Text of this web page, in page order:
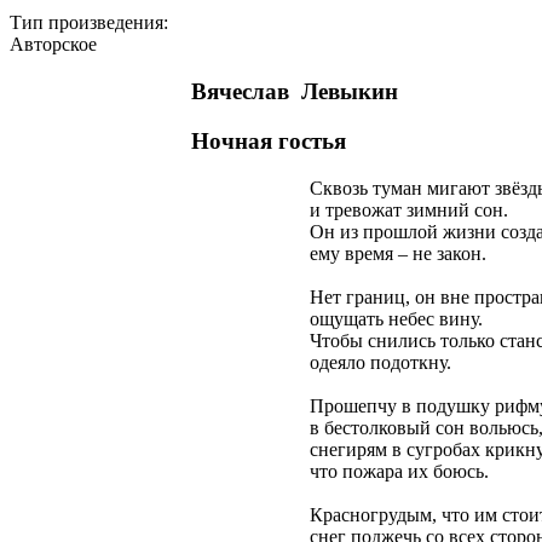
Тип произведения:
Авторское
Вячеслав Левыкин
Ночная гостья
Сквозь туман мигают
и тревожат зимний сон.
Он из прошлой жизни
ему время – не закон.
Нет границ, он вне
ощущать небес вину.
Чтобы снились только
одеяло подоткну.
Прошепчу в подушку
в бестолковый сон вольюсь,
снегирям в сугробах
что пожара их боюсь.
Красногрудым, что им
снег поджечь со всех